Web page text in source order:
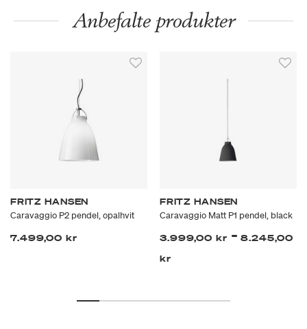
Anbefalte produkter
FRITZ HANSEN
Caravaggio P2 pendel, opalhvit
7.499,00 kr
FRITZ HANSEN
Caravaggio Matt P1 pendel, black
3.999,00 kr - 8.245,00
kr